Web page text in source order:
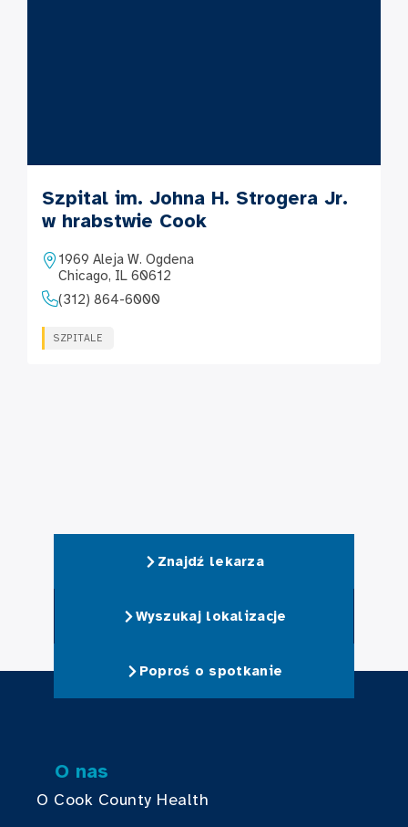
Szpital im. Johna H. Strogera Jr.
w hrabstwie Cook
1969 Aleja W. Ogdena
Chicago, IL 60612
(312) 864-6000
SZPITALE
Znajdź lekarza
Wyszukaj lokalizacje
Poproś o spotkanie
O nas
O Cook County Health